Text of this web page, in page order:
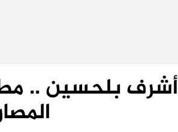
أشرف بلحسين ..